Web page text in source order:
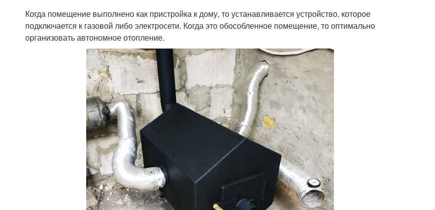
Когда помещение выполнено как пристройка к дому, то устанавливается устройство, которое
подключается к газовой либо электросети. Когда это обособленное помещение, то оптимально
организовать автономное отопление.